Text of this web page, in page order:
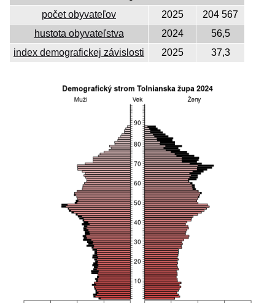
počet obyvateľov
2025
204 567
hustota obyvateľstva
2024
56,5
index demografickej závislosti
2025 37,3